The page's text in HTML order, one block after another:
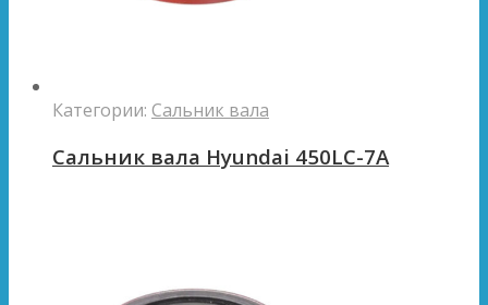
Категории: Сальник вала
Сальник вала Hyundai 450LC-7A